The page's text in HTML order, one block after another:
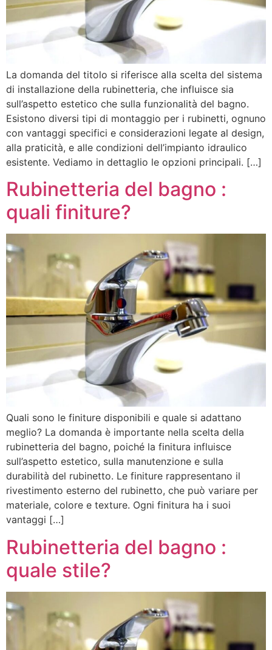
La domanda del titolo si riferisce alla scelta del sistema
di installazione della rubinetteria, che influisce sia
sull’aspetto estetico che sulla funzionalità del bagno.
Esistono diversi tipi di montaggio per i rubinetti, ognuno
con vantaggi specifici e considerazioni legate al design,
alla praticità, e alle condizioni dell’impianto idraulico
esistente. Vediamo in dettaglio le opzioni principali. […]
Rubinetteria del bagno :
quali finiture?
Quali sono le finiture disponibili e quale si adattano
meglio? La domanda è importante nella scelta della
rubinetteria del bagno, poiché la finitura influisce
sull’aspetto estetico, sulla manutenzione e sulla
durabilità del rubinetto. Le finiture rappresentano il
rivestimento esterno del rubinetto, che può variare per
materiale, colore e texture. Ogni finitura ha i suoi
vantaggi […]
Rubinetteria del bagno :
quale stile?